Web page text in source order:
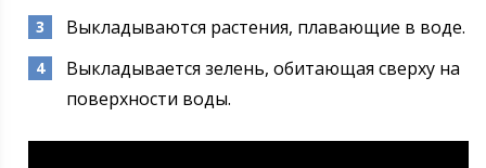
Выкладываются растения, плавающие в воде.
Выкладывается зелень, обитающая сверху на
поверхности воды.